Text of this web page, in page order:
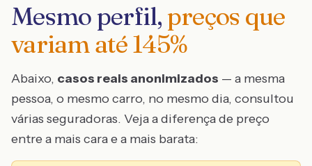
Mesmo perfil, preços que
variam até145%
Abaixo, casos reais anonimizados — a mesma
pessoa, o mesmo carro, no mesmo dia, consultou
várias seguradoras. Veja a diferença de preço
entre a mais cara e a mais barata: